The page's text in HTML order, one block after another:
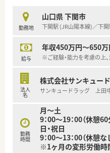
ナント出店し、北九州エ
ます。
■かかりつけネットワー
調剤・在宅だけでなく、
とで、お客様・患者様の「
要に応じて一包化監査シ
ます。
で、調剤補助スタッフ様
■在宅では薬剤師様が往
訪問し医師に対して事前
一歩進んだ在宅医療を提
ipadが支給されますので
勤務地
山口県 下関市
下関駅 (JR山陽本線)／下
給与
年収450万円～650万
※ご経験・能力を考慮の上
法人
名
株式会社サンキュー
サンキュードラッグ 上田
勤務
時間
月～土
9：00～19：00（休憩60
日・祝日
9：00～13：00（休憩な
※1ヶ月の変形労働時